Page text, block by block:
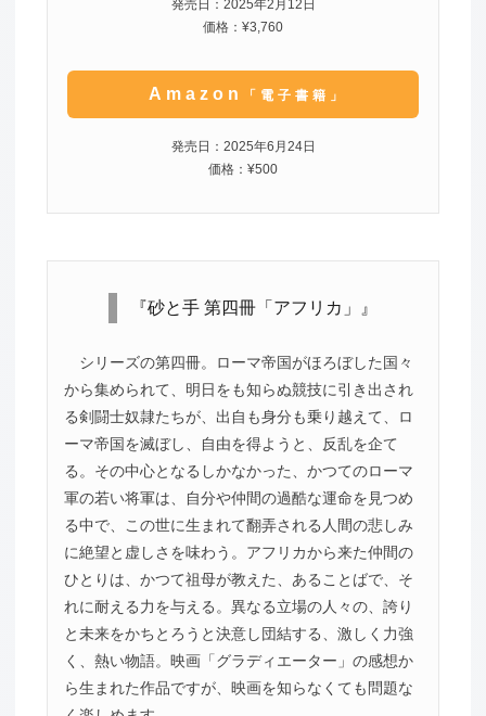
発売日：2025年2月12日
価格：¥3,760
Amazon 「電子書籍」
発売日：2025年6月24日
価格：¥500
『砂と手 第四冊「アフリカ」』
シリーズの第四冊。ローマ帝国がほろぼした国々
から集められて、明日をも知らぬ競技に引き出され
る剣闘士奴隷たちが、出自も身分も乗り越えて、ロ
ーマ帝国を滅ぼし、自由を得ようと、反乱を企て
る。その中心となるしかなかった、かつてのローマ
軍の若い将軍は、自分や仲間の過酷な運命を見つめ
る中で、この世に生まれて翻弄される人間の悲しみ
に絶望と虚しさを味わう。アフリカから来た仲間の
ひとりは、かつて祖母が教えた、あることばで、そ
れに耐える力を与える。異なる立場の人々の、誇り
と未来をかちとろうと決意し団結する、激しく力強
く、熱い物語。映画「グラディエーター」の感想か
ら生まれた作品ですが、映画を知らなくても問題な